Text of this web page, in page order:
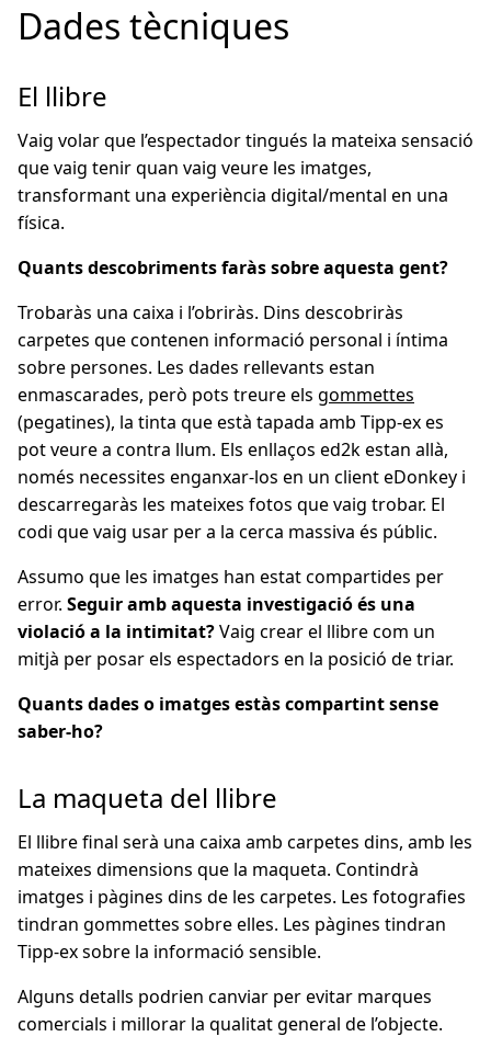
Dades tècniques
El llibre
Vaig volar que l’espectador tingués la mateixa sensació
que vaig tenir quan vaig veure les imatges,
transformant una experiència digital/mental en una
física.
Quants descobriments faràs sobre aquesta gent?
Trobaràs una caixa i l’obriràs. Dins descobriràs
carpetes que contenen informació personal i íntima
sobre persones. Les dades rellevants estan
enmascarades, però pots treure els gommettes
(pegatines), la tinta que està tapada amb Tipp-ex es
pot veure a contra llum. Els enllaços ed2k estan allà,
només necessites enganxar-los en un client eDonkey i
descarregaràs les mateixes fotos que vaig trobar. El
codi que vaig usar per a la cerca massiva és públic.
Assumo que les imatges han estat compartides per
error. Seguir amb aquesta investigació és una
violació a la intimitat?Vaig crear el llibre com un
mitjà per posar els espectadors en la posició de triar.
Quants dades o imatges estàs compartint sense
saber-ho?
La maqueta del llibre
El llibre final serà una caixa amb carpetes dins, amb les
mateixes dimensions que la maqueta. Contindrà
imatges i pàgines dins de les carpetes. Les fotografies
tindran gommettes sobre elles. Les pàgines tindran
Tipp-ex sobre la informació sensible.
Alguns detalls podrien canviar per evitar marques
comercials i millorar la qualitat general de l’objecte.